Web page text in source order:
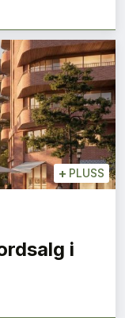
+ PLUSS
i